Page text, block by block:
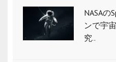
NASAの
ンで宇
究..